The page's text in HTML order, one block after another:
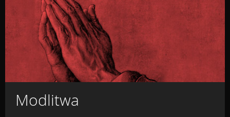
Modlitwa